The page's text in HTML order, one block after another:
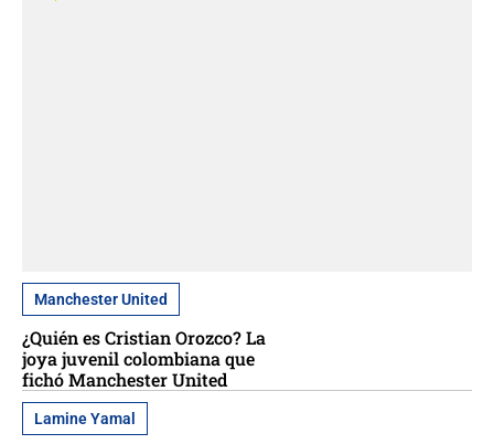
Manchester United
¿Quién es Cristian Orozco? La
joya juvenil colombiana que
fichó Manchester United
Lamine Yamal